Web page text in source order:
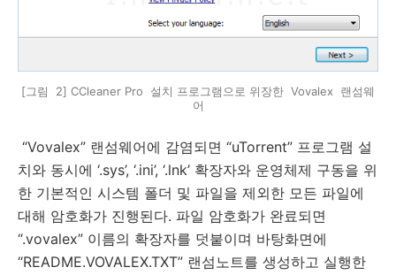
[그림 2] CCleaner Pro 설치 프로그램으로 위장한 Vovalex 랜섬웨
어
“Vovalex” 랜섬웨어에 감염되면 “uTorrent” 프로그램 설
치와 동시에 ‘.sys’, ‘.ini’, ‘.lnk’ 확장자와 운영체제 구동을 위
한 기본적인 시스템 폴더 및 파일을 제외한 모든 파일에
대해 암호화가 진행된다. 파일 암호화가 완료되면
“.vovalex” 이름의 확장자를 덧붙이며 바탕화면에
“README.VOVALEX.TXT” 랜섬노트를 생성하고 실행한